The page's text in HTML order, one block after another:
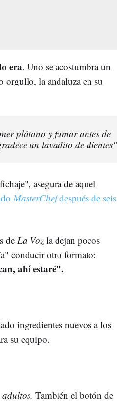
era. Uno se acostumbra un
orgullo, la andaluza en su
plátano y fumar antes de
un lavadito de dientes"
asegura de aquel
MasterChefdespués de seis
de La Voz la dejan pocos
conducir otro formato:
ahí estaré".
ingredientes nuevos a los
su equipo.
También el botón de